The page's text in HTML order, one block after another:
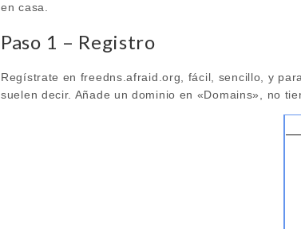
en casa.
Paso 1 – Registro
Regístrate en freedns.afraid.org, fácil, sencillo, y
suelen decir. Añade un dominio en «Domains», no